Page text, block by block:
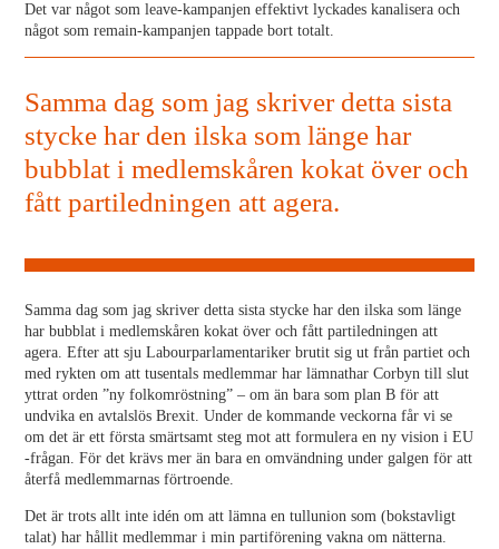
Det var något som leave-kampanjen effektivt lyckades kanalisera och
något som remain-kampanjen tappade bort totalt.
Samma dag som jag skriver detta sista
stycke har den ilska som länge har
bubblat i medlemskåren kokat över och
fått partiledningen att agera.
Samma dag som jag skriver detta sista stycke har den ilska som länge
har bubblat i medlemskåren kokat över och fått partiledningen att
agera. Efter att sju Labourparlamentariker brutit sig ut från partiet och
med rykten om att tusentals medlemmar har lämnathar Corbyn till slut
yttrat orden ”ny folkomröstning” – om än bara som plan B för att
undvika en avtalslös Brexit. Under de kommande veckorna får vi se
om det är ett första smärtsamt steg mot att formulera en ny vision i EU
-frågan. För det krävs mer än bara en omvändning under galgen för att
återfå medlemmarnas förtroende.
Det är trots allt inte idén om att lämna en tullunion som (bokstavligt
talat) har hållit medlemmar i min partiförening vakna om nätterna.